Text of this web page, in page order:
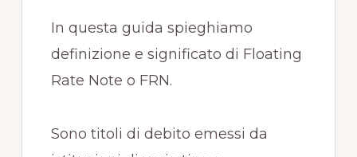
In questa guida spieghiamo
definizione e significato di Floating
Rate Note o FRN.
Sono titoli di debito emessi da